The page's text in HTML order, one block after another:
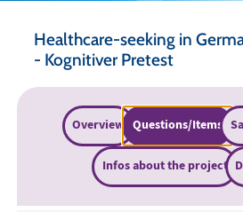
Healthcare-seeking in
- Kognitiver Pretest
Overview Questions/Items
Infos about the project